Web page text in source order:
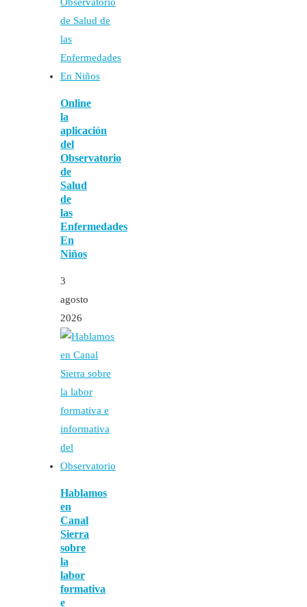
Online
la
aplicación
del
Observatorio
de
Salud
de
las
Enfermedades
En
Niños
3
agosto
2026
Hablamos
en
Canal
Sierra
sobre
la
labor
formativa
e